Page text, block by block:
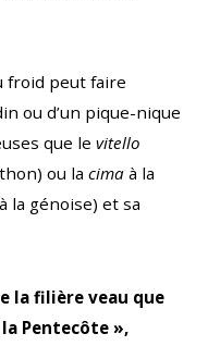
froid peut faire
ou d’un pique-nique
que levitello
thon) ou lacima à la
la génoise) et sa
la filière veau que
Pentecôte »,